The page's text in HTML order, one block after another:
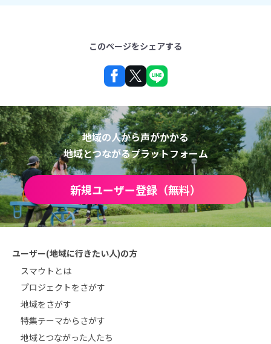
このページをシェアする
地域の人から声がかかる
地域とつながるプラットフォーム
新規ユーザー登録（無料）
ユーザー(地域に行きたい人)の方
スマウトとは
プロジェクトをさがす
地域をさがす
特集テーマからさがす
地域とつながった人たち